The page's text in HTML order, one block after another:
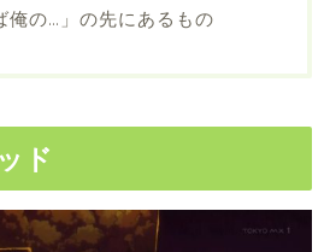
俺の…」の先にあるもの
ド